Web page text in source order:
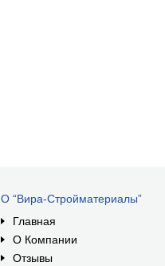
О “Вира-Стройматериалы”
Главная
О Компании
Отзывы